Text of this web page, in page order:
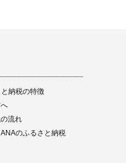
納税の特徴
流れ
のふるさと納税